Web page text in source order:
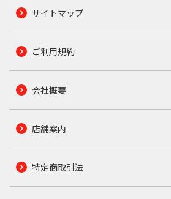
サイトマップ
ご利用規約
会社概要
店舗案内
特定商取引法